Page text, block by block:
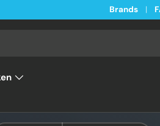
Kostenloser
Brands